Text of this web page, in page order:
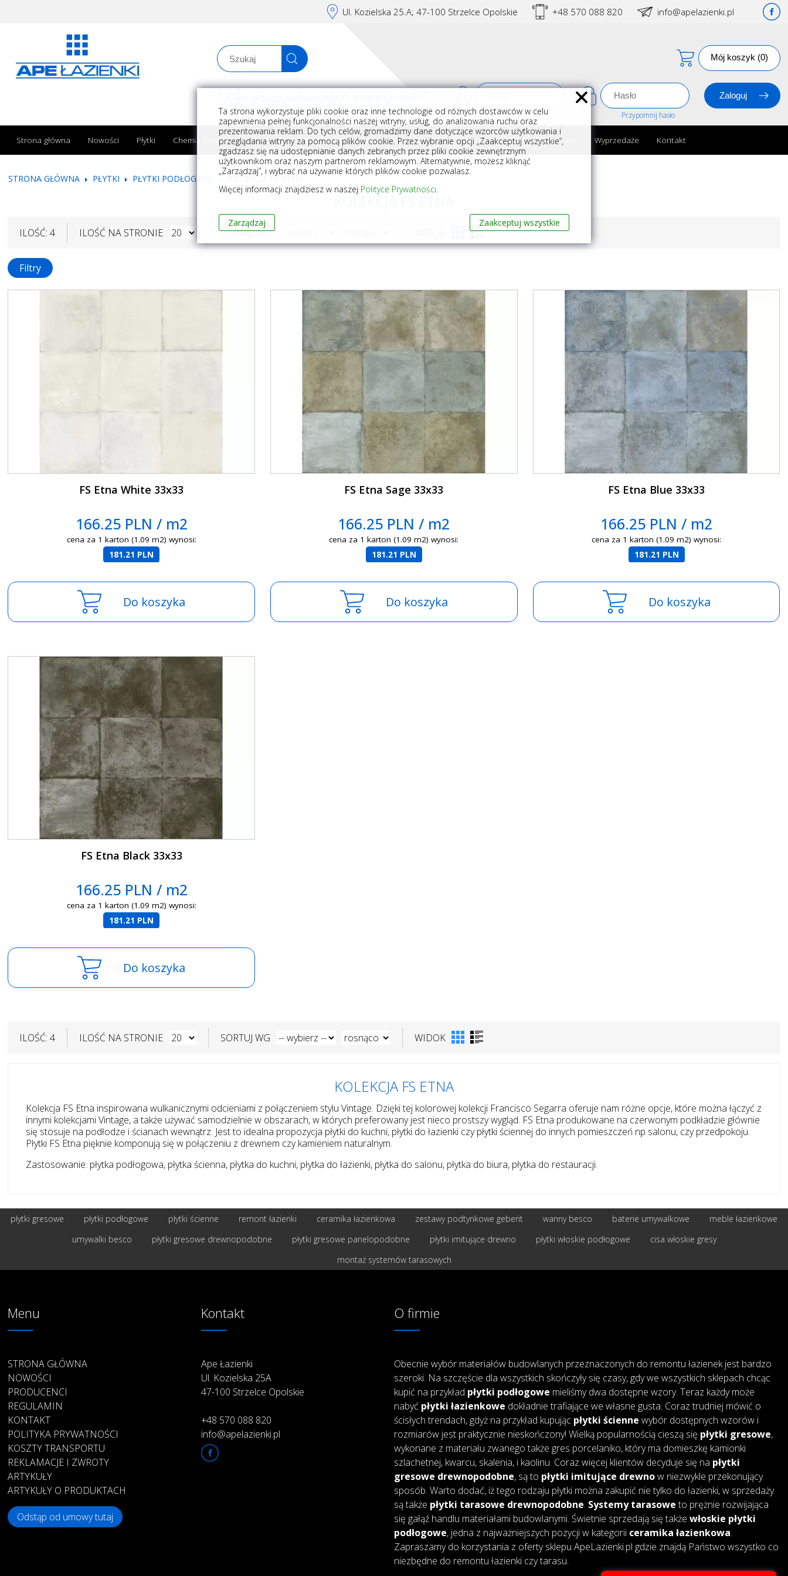
Ul. Kozielska 25.A; 47-100 Strzelce Opolskie +48 570 088 820 info@apelazienki.pl
Mój koszyk (0)
Rejestracja Przypomnij hasło
Strona główna Nowości Płytki Chemia budowlana Akcesoria do układania płytek Wyposażenie Armatura i akcesoria łazienkowe Wyprzedaże Kontakt
STRONA GŁÓWNA PŁYTKI PŁYTKI PODŁOGOWE KOLEKCJA FS ETNA
KOLEKCJA FS ETNA
ILOŚĆ: 4 ILOŚĆ NA STRONIE SORTUJ WG
Filtry
FS Etna White 33x33
166.25 PLN / m2
cena za 1 karton (1.09 m2) wynosi:
181.21 PLN
Do koszyka
FS Etna Sage 33x33
166.25 PLN / m2
cena za 1 karton (1.09 m2) wynosi:
181.21 PLN
Do koszyka
FS Etna Blue 33x33
166.25 PLN / m2
cena za 1 karton (1.09 m2) wynosi:
181.21 PLN
Do koszyka
FS Etna Black 33x33
166.25 PLN / m2
cena za 1 karton (1.09 m2) wynosi:
181.21 PLN
Do koszyka
ILOŚĆ: 4 ILOŚĆ NA STRONIE SORTUJ WG WIDOK
KOLEKCJA FS ETNA
Kolekcja FS Etna inspirowana wulkanicznymi odcieniami z połączeniem stylu Vintage. Dzięki tej kolorowej kolekcji Francisco Segarra oferuje nam różne opcje, które można łączyć z
innymi kolekcjami Vintage, a także używać samodzielnie w obszarach, w których preferowany jest nieco prostszy wygląd. FS Etna produkowane na czerwonym podkładzie głównie
się stosuje na podłodze i ścianach wewnątrz. Jest to idealna propozycja płytki do kuchni, płytki do łazienki czy płytki ściennej do innych pomieszczeń np salonu, czy przedpokoju.
Płytki FS Etna pięknie komponują się w połączeniu z drewnem czy kamieniem naturalnym.
Zastosowanie: płytka podłogowa, płytka ścienna, płytka do kuchni, płytka do łazienki, płytka do salonu, płytka do biura, płytka do restauracji.
płytki gresowe płytki podłogowe płytki ścienne remont łazienki ceramika łazienkowa zestawy podtynkowe geberit wanny besco baterie umywalkowe
meble łazienkowe
umywalki besco
płytki gresowe drewnopodobne płytki gresowe panelopodobne płytki imitujące drewno płytki włoskie podłogowe
cisa włoskie gresy
montaż systemów tarasowych
Menu
STRONA GŁÓWNA
NOWOŚCI
PRODUCENCI
REGULAMIN
KONTAKT
POLITYKA PRYWATNOŚCI
KOSZTY TRANSPORTU
REKLAMACJE I ZWROTY
ARTYKUŁY
ARTYKUŁY O PRODUKTACH
Odstąp od umowy tutaj
Kontakt
Ape Łazienki
Ul. Kozielska 25A
47-100 Strzelce Opolskie
+48 570 088 820
info@apelazienki.pl
O firmie
Obecnie wybór materiałów budowlanych przeznaczonych do remontu łazienek jest bardzo
szeroki. Na szczęście dla wszystkich skończyły się czasy, gdy we wszystkich sklepach chcąc
kupić na przykład płytki podłogowe mieliśmy dwa dostępne wzory. Teraz każdy może
nabyć płytki łazienkowe dokładnie trafiające we własne gusta. Coraz trudniej mówić o
ścisłych trendach, gdyż na przykład kupując płytki ścienne wybór dostępnych wzorów i
rozmiarów jest praktycznie nieskończony! Wielką popularnością cieszą się płytki gresowe,
wykonane z materiału zwanego także gres porcelaniko, który ma domieszkę kamionki
szlachetnej, kwarcu, skalenia, i kaolinu. Coraz więcej klientów decyduje się na płytki
gresowe drewnopodobne, są to płytki imitujące drewnow niezwykle przekonujący
sposób. Warto dodać, iż tego rodzaju płytki można zakupić nie tylko do łazienki, w sprzedaży
są także płytki tarasowe drewnopodobne. Systemy tarasoweto prężnie rozwijająca
się gałąź handlu materiałami budowlanymi. Świetnie sprzedają się także włoskie płytki
podłogowe, jedna z najważniejszych pozycji w kategorii ceramika łazienkowa.
Zapraszamy do korzystania z oferty sklepu ApeLazienki.pl gdzie znajdą Państwo wszystko co
niezbędne do remontu łazienki czy tarasu.
Ta strona wykorzystuje pliki cookie oraz inne technologie od różnych dostawców w celu
zapewnienia pełnej funkcjonalności naszej witryny, usług, do analizowania ruchu oraz
prezentowania reklam. Do tych celów, gromadzimy dane dotyczące wzorców użytkowania i
przeglądania witryny za pomocą plików cookie. Przez wybranie opcji „Zaakceptuj wszystkie”,
zgadzasz się na udostępnianie danych zebranych przez pliki cookie zewnętrznym
użytkownikom oraz naszym partnerom reklamowym. Alternatywnie, możesz kliknąć
„Zarządzaj”, i wybrać na używanie których plików cookie pozwalasz.
Więcej informacji znajdziesz w naszej Polityce Prywatności.
Zarządzaj Zaakceptuj wszystkie